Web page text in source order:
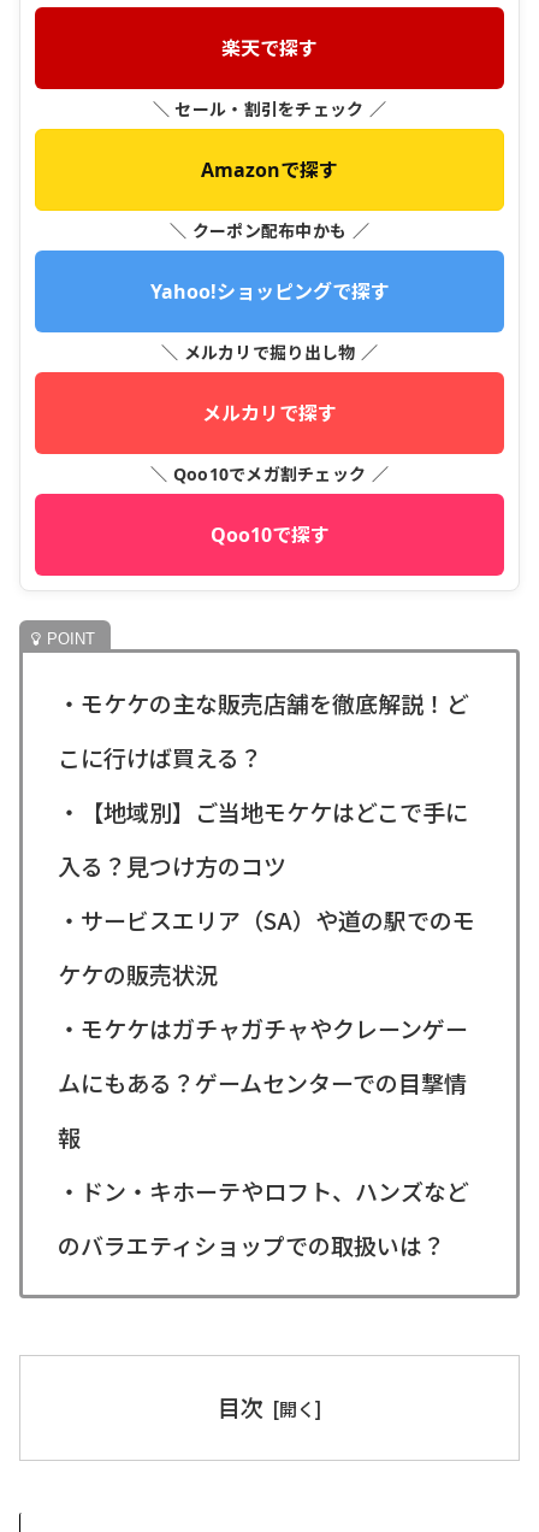
楽天で探す
＼ セール・割引をチェック ／
Amazonで探す
＼ クーポン配布中かも ／
Yahoo!ショッピングで探す
＼ メルカリで掘り出し物 ／
メルカリで探す
＼ Qoo10でメガ割チェック ／
Qoo10で探す
・モケケの主な販売店舗を徹底解説！ど
こに行けば買える？
・【地域別】ご当地モケケはどこで手に
入る？見つけ方のコツ
・サービスエリア（SA）や道の駅でのモ
ケケの販売状況
・モケケはガチャガチャやクレーンゲー
ムにもある？ゲームセンターでの目撃情
報
・ドン・キホーテやロフト、ハンズなど
のバラエティショップでの取扱いは？
目次